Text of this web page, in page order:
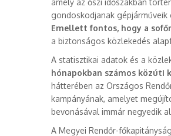
gondoskodjanak
Emellett fontos, hogy a
a biztonságos közlekedés
A statisztikai adatok és a
hónapokban számos közúti
hátterében az Országos
kampányának, amelyet
bevonásával immár negyedik
A Megyei Rendőr-